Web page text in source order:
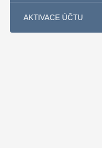
AKTIVACE ÚČTU